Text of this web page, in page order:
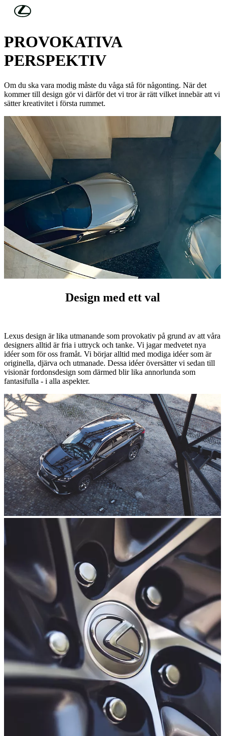
Hoppa till huvudinnehåll
DESIGN
PROVOKATIVA
PERSPEKTIV
Om du ska vara modig måste du våga stå för någonting. När det
kommer till design gör vi därför det vi tror är rätt vilket innebär att vi
sätter kreativitet i första rummet.
Design med ett val
Lexus design är lika utmanande som provokativ på grund av att våra
designers alltid är fria i uttryck och tanke. Vi jagar medvetet nya
idéer som för oss framåt. Vi börjar alltid med modiga idéer som är
originella, djärva och utmanade. Dessa idéer översätter vi sedan till
visionär fordonsdesign som därmed blir lika annorlunda som
fantasifulla - i alla aspekter.